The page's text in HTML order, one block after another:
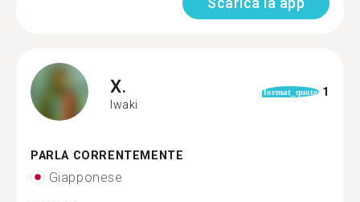
X.
Iwaki
format_quote 1
PARLA CORRENTEMENTE
Giapponese